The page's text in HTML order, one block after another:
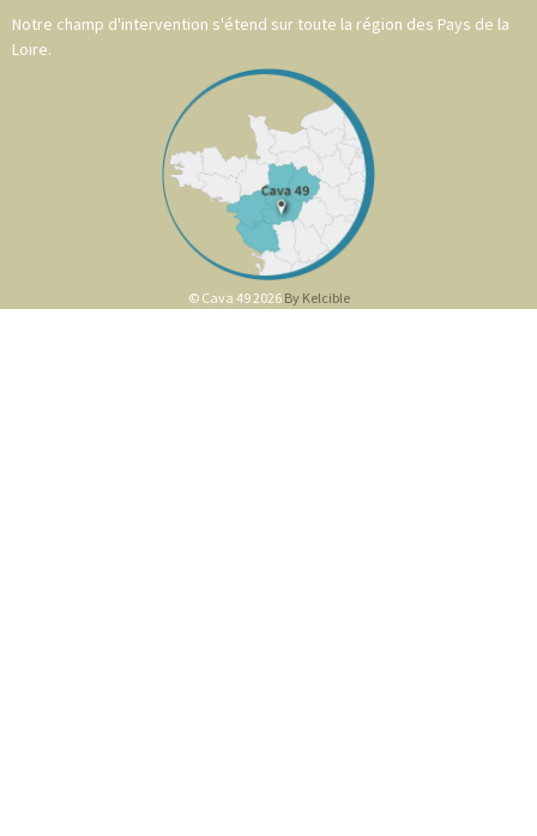
Notre champ d'intervention s'étend sur toute la région des Pays de la
Loire.
© Cava 49 2026 By Kelcible